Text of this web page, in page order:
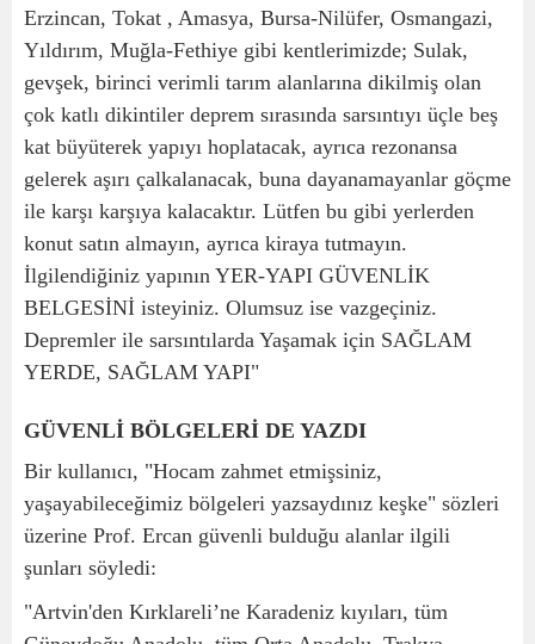
Erzincan, Tokat , Amasya, Bursa-Nilüfer, Osmangazi,
Yıldırım, Muğla-Fethiye gibi kentlerimizde; Sulak,
gevşek, birinci verimli tarım alanlarına dikilmiş olan
çok katlı dikintiler deprem sırasında sarsıntıyı üçle beş
kat büyüterek yapıyı hoplatacak, ayrıca rezonansa
gelerek aşırı çalkalanacak, buna dayanamayanlar göçme
ile karşı karşıya kalacaktır. Lütfen bu gibi yerlerden
konut satın almayın, ayrıca kiraya tutmayın.
İlgilendiğiniz yapının YER-YAPI GÜVENLİK
BELGESİNİ isteyiniz. Olumsuz ise vazgeçiniz.
Depremler ile sarsıntılarda Yaşamak için SAĞLAM
YERDE, SAĞLAM YAPI"
GÜVENLİ BÖLGELERİ DE YAZDI
Bir kullanıcı, "Hocam zahmet etmişsiniz,
yaşayabileceğimiz bölgeleri yazsaydınız keşke" sözleri
üzerine Prof. Ercan güvenli bulduğu alanlar ilgili
şunları söyledi:
"Artvin'den Kırklareli’ne Karadeniz kıyıları, tüm